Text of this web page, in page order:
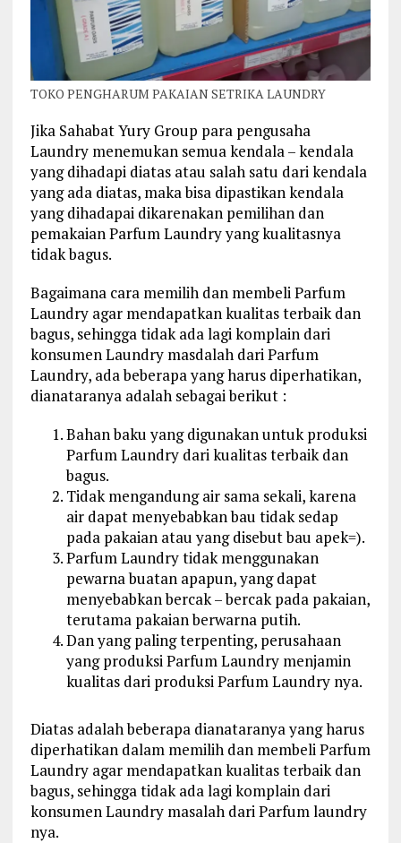
TOKO PENGHARUM PAKAIAN SETRIKA LAUNDRY
Jika Sahabat Yury Group para pengusaha
Laundry menemukan semua kendala – kendala
yang dihadapi diatas atau salah satu dari kendala
yang ada diatas, maka bisa dipastikan kendala
yang dihadapai dikarenakan pemilihan dan
pemakaian Parfum Laundry yang kualitasnya
tidak bagus.
Bagaimana cara memilih dan membeli Parfum
Laundry agar mendapatkan kualitas terbaik dan
bagus, sehingga tidak ada lagi komplain dari
konsumen Laundry masdalah dari Parfum
Laundry, ada beberapa yang harus diperhatikan,
dianataranya adalah sebagai berikut :
Bahan baku yang digunakan untuk produksi
Parfum Laundry dari kualitas terbaik dan
bagus.
Tidak mengandung air sama sekali, karena
air dapat menyebabkan bau tidak sedap
pada pakaian atau yang disebut bau apek=).
Parfum Laundry tidak menggunakan
pewarna buatan apapun, yang dapat
menyebabkan bercak – bercak pada pakaian,
terutama pakaian berwarna putih.
Dan yang paling terpenting, perusahaan
yang produksi Parfum Laundry menjamin
kualitas dari produksi Parfum Laundry nya.
Diatas adalah beberapa dianataranya yang harus
diperhatikan dalam memilih dan membeli Parfum
Laundry agar mendapatkan kualitas terbaik dan
bagus, sehingga tidak ada lagi komplain dari
konsumen Laundry masalah dari Parfum laundry
nya.